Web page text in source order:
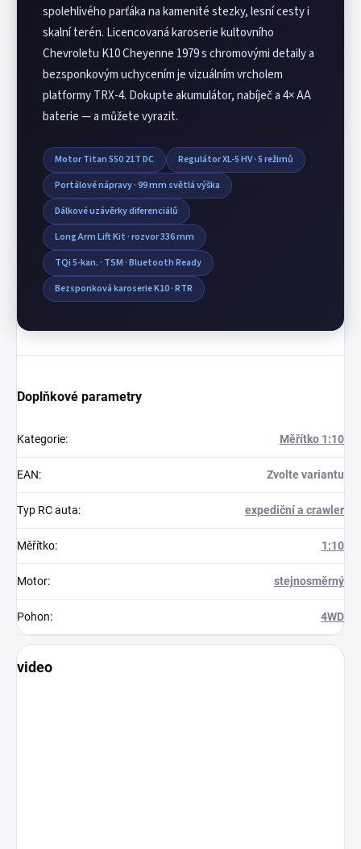
spolehlivého parťáka na kamenité stezky, lesní cesty i
skalní terén. Licencovaná karoserie kultovního
Chevroletu K10 Cheyenne 1979 s chromovými detaily a
bezsponkovým uchycením je vizuálním vrcholem
platformy TRX-4. Dokupte akumulátor, nabíječ a 4× AA
baterie — a můžete vyrazit.
Motor Titan 550 21T DC
Regulátor XL-5 HV · 5 režimů
Portálové nápravy · 99 mm světlá výška
Dálkové uzávěrky diferenciálů
Long Arm Lift Kit · rozvor 336 mm
TQi 5-kan. · TSM · Bluetooth Ready
Bezsponková karoserie K10 · RTR
Doplňkové parametry
Kategorie: Měřítko 1:10
EAN: Zvolte variantu
Typ RC auta: expediční a crawler
Měřítko: 1:10
Motor: stejnosměrný
Pohon: 4WD
video